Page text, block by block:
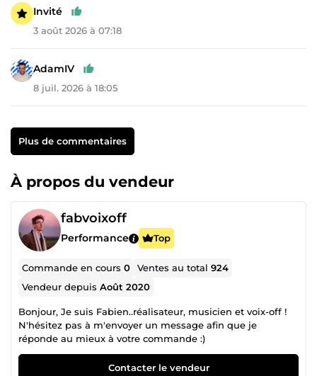
Invité
3 août 2026 à 07:18
AdamIV
8 juil. 2026 à 18:05
Plus de commentaires
À propos du vendeur
fabvoixoff
Performance Top
Commande en cours0 Ventes au total924
Vendeur depuisAoût 2020
Bonjour, Je suis Fabien..réalisateur, musicien et voix-off !
N'hésitez pas à m'envoyer un message afin que je
réponde au mieux à votre commande :)
Contacter le vendeur